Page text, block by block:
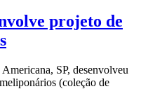
projeto de
SP, desenvolveu
(coleção de